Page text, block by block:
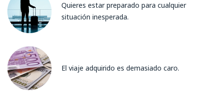
Quieres estar preparado para cualquier
situación inesperada.
El viaje adquirido es demasiado caro.